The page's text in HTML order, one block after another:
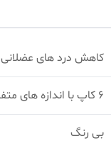
کاهش درد های عضلانی
6 کاپ با اندازه های متفاوت دستگاه مکنده رابط اتصال
بی رنگ